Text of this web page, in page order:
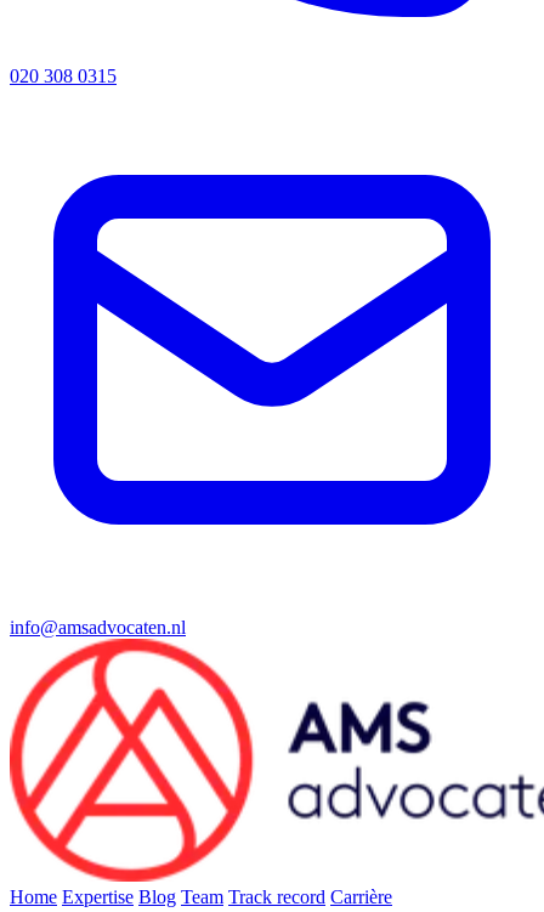
020 308 0315
info@amsadvocaten.nl
Home Expertise Blog Team Track record Carrière